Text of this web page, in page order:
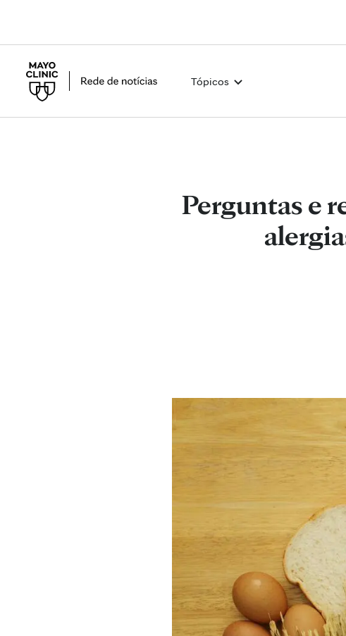
Tópicos
Perguntas e